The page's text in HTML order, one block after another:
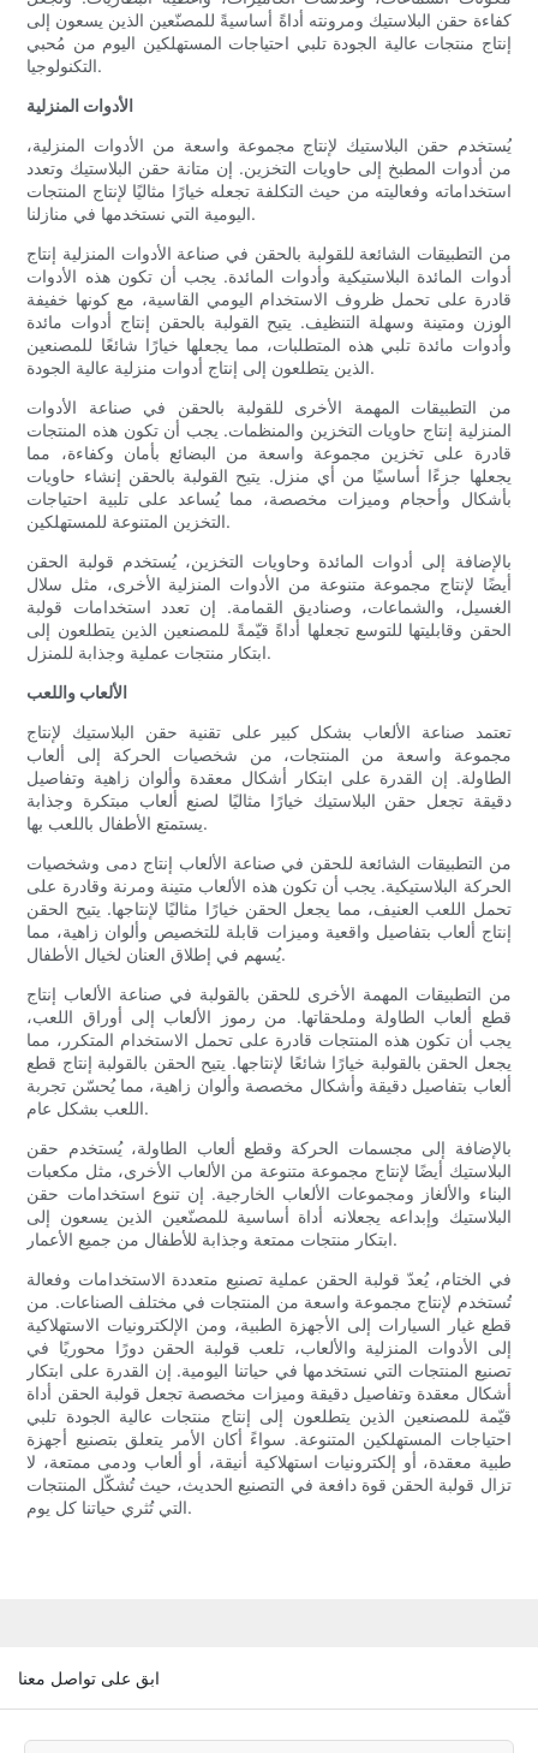
كفاءة حقن البلاستيك ومرونته أداةً أساسيةً للمصنّعين الذين يسعون إلى
إنتاج منتجات عالية الجودة تلبي احتياجات المستهلكين اليوم من مُحبي
التكنولوجيا.
الأدوات المنزلية
يُستخدم حقن البلاستيك لإنتاج مجموعة واسعة من الأدوات المنزلية،
من أدوات المطبخ إلى حاويات التخزين. إن متانة حقن البلاستيك وتعدد
استخداماته وفعاليته من حيث التكلفة تجعله خيارًا مثاليًا لإنتاج المنتجات
اليومية التي نستخدمها في منازلنا.
من التطبيقات الشائعة للقولبة بالحقن في صناعة الأدوات المنزلية إنتاج
أدوات المائدة البلاستيكية وأدوات المائدة. يجب أن تكون هذه الأدوات
قادرة على تحمل ظروف الاستخدام اليومي القاسية، مع كونها خفيفة
الوزن ومتينة وسهلة التنظيف. يتيح القولبة بالحقن إنتاج أدوات مائدة
وأدوات مائدة تلبي هذه المتطلبات، مما يجعلها خيارًا شائعًا للمصنعين
الذين يتطلعون إلى إنتاج أدوات منزلية عالية الجودة.
من التطبيقات المهمة الأخرى للقولبة بالحقن في صناعة الأدوات
المنزلية إنتاج حاويات التخزين والمنظمات. يجب أن تكون هذه المنتجات
قادرة على تخزين مجموعة واسعة من البضائع بأمان وكفاءة، مما
يجعلها جزءًا أساسيًا من أي منزل. يتيح القولبة بالحقن إنشاء حاويات
بأشكال وأحجام وميزات مخصصة، مما يُساعد على تلبية احتياجات
التخزين المتنوعة للمستهلكين.
بالإضافة إلى أدوات المائدة وحاويات التخزين، يُستخدم قولبة الحقن
أيضًا لإنتاج مجموعة متنوعة من الأدوات المنزلية الأخرى، مثل سلال
الغسيل، والشماعات، وصناديق القمامة. إن تعدد استخدامات قولبة
الحقن وقابليتها للتوسع تجعلها أداةً قيّمةً للمصنعين الذين يتطلعون إلى
ابتكار منتجات عملية وجذابة للمنزل.
الألعاب واللعب
تعتمد صناعة الألعاب بشكل كبير على تقنية حقن البلاستيك لإنتاج
مجموعة واسعة من المنتجات، من شخصيات الحركة إلى ألعاب
الطاولة. إن القدرة على ابتكار أشكال معقدة وألوان زاهية وتفاصيل
دقيقة تجعل حقن البلاستيك خيارًا مثاليًا لصنع ألعاب مبتكرة وجذابة
يستمتع الأطفال باللعب بها.
من التطبيقات الشائعة للحقن في صناعة الألعاب إنتاج دمى وشخصيات
الحركة البلاستيكية. يجب أن تكون هذه الألعاب متينة ومرنة وقادرة على
تحمل اللعب العنيف، مما يجعل الحقن خيارًا مثاليًا لإنتاجها. يتيح الحقن
إنتاج ألعاب بتفاصيل واقعية وميزات قابلة للتخصيص وألوان زاهية، مما
يُسهم في إطلاق العنان لخيال الأطفال.
من التطبيقات المهمة الأخرى للحقن بالقولبة في صناعة الألعاب إنتاج
قطع ألعاب الطاولة وملحقاتها. من رموز الألعاب إلى أوراق اللعب،
يجب أن تكون هذه المنتجات قادرة على تحمل الاستخدام المتكرر، مما
يجعل الحقن بالقولبة خيارًا شائعًا لإنتاجها. يتيح الحقن بالقولبة إنتاج قطع
ألعاب بتفاصيل دقيقة وأشكال مخصصة وألوان زاهية، مما يُحسّن تجربة
اللعب بشكل عام.
بالإضافة إلى مجسمات الحركة وقطع ألعاب الطاولة، يُستخدم حقن
البلاستيك أيضًا لإنتاج مجموعة متنوعة من الألعاب الأخرى، مثل مكعبات
البناء والألغاز ومجموعات الألعاب الخارجية. إن تنوع استخدامات حقن
البلاستيك وإبداعه يجعلانه أداة أساسية للمصنّعين الذين يسعون إلى
ابتكار منتجات ممتعة وجذابة للأطفال من جميع الأعمار.
في الختام، يُعدّ قولبة الحقن عملية تصنيع متعددة الاستخدامات وفعالة
تُستخدم لإنتاج مجموعة واسعة من المنتجات في مختلف الصناعات. من
قطع غيار السيارات إلى الأجهزة الطبية، ومن الإلكترونيات الاستهلاكية
إلى الأدوات المنزلية والألعاب، تلعب قولبة الحقن دورًا محوريًا في
تصنيع المنتجات التي نستخدمها في حياتنا اليومية. إن القدرة على ابتكار
أشكال معقدة وتفاصيل دقيقة وميزات مخصصة تجعل قولبة الحقن أداة
قيّمة للمصنعين الذين يتطلعون إلى إنتاج منتجات عالية الجودة تلبي
احتياجات المستهلكين المتنوعة. سواءً أكان الأمر يتعلق بتصنيع أجهزة
طبية معقدة، أو إلكترونيات استهلاكية أنيقة، أو ألعاب ودمى ممتعة، لا
تزال قولبة الحقن قوة دافعة في التصنيع الحديث، حيث تُشكّل المنتجات
التي تُثري حياتنا كل يوم.
ابق على تواصل معنا